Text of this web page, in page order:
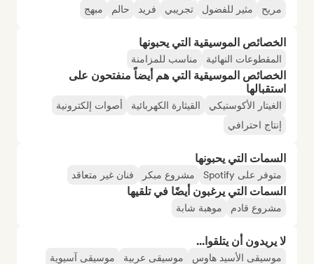
مريح مثير للفضول تجريبي فريد حالم مبهج
الخصائص الموسيقية التي يحبونها
المقطوعات النهائية مناسب للمزامنة
الخصائص الموسيقية التي هم أيضاً منفتحون على
استقبالها
الغيتار الأكوستيكي القيثارة الكهربائية
أصوات إلكترونية
إنتاج احترافي
السمات التي يحبونها
متوفر على Spotify مشروع مبكر فنان غير متعاقد
السمات التي يرغبون أيضًا في تلقيها
مشروع قادم موهبة شابة
لا يريدون أن يتلقوا...
موسيقى الأسيد هاوس موسيقى عربية
موسيقى آسيوية